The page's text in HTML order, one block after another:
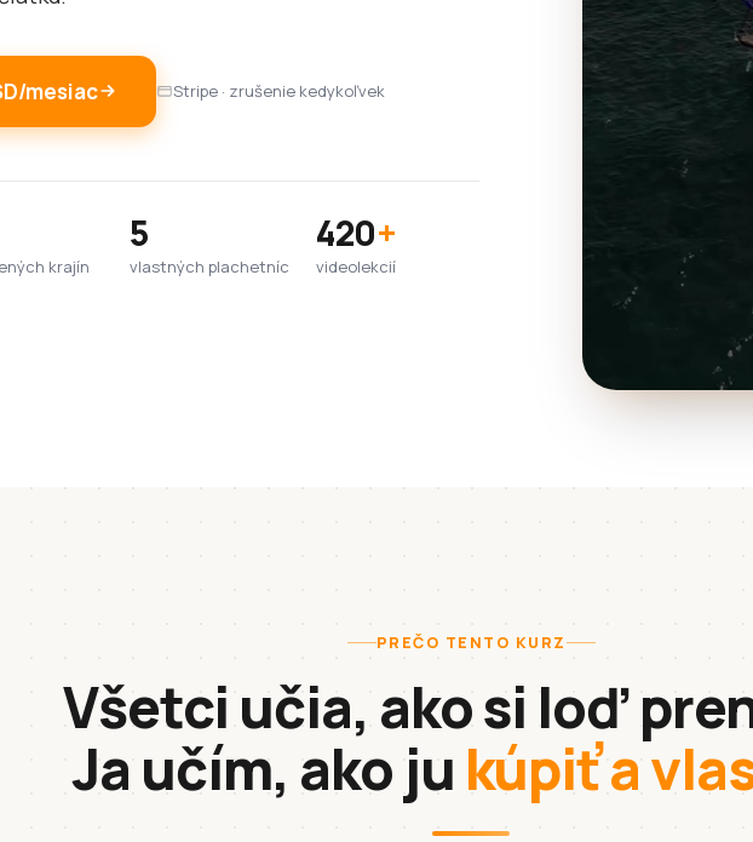
mesiac Stripe · zrušenie kedykoľvek
krajín
5
vlastných plachetníc
420+
videolekcií
PREČO TENTO KURZ
Všetci učia, ako si loď
Ja učím, ako ju kúpiť a